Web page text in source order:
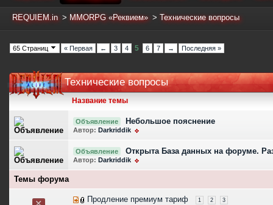
REQUIEM.in > MMORPG «Реквием» > Технические вопросы
65 Страниц « Первая ← 3 4 5 6 7 → Последняя »
Технические вопросы
Название темы
Объявление Небольшое пояснение
Автор: Darkriddik
Объявление Открыта База данных на форуме.
Автор: Darkriddik
Темы форума
Продление премиум тариф 1 2 3